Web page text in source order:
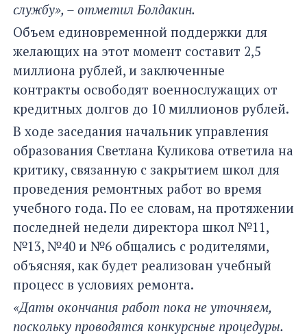
службу», – отметил Болдакин.
Объем единовременной поддержки для
желающих на этот момент составит 2,5
миллиона рублей, и заключенные
контракты освободят военнослужащих от
кредитных долгов до 10 миллионов рублей.
В ходе заседания начальник управления
образования Светлана Куликова ответила на
критику, связанную с закрытием школ для
проведения ремонтных работ во время
учебного года. По ее словам, на протяжении
последней недели директора школ №11,
№13, №40 и №6 общались с родителями,
объясняя, как будет реализован учебный
процесс в условиях ремонта.
«Даты окончания работ пока не уточняем,
поскольку проводятся конкурсные процедуры.